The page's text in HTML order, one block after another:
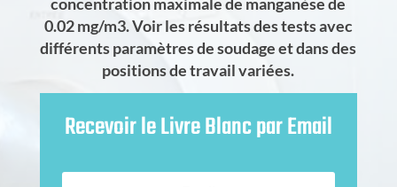
0.02 mg/m3. Voir les résultats des tests avec
différents paramètres de soudage et dans des
positions de travail variées.
Recevoir le Livre Blanc par Email